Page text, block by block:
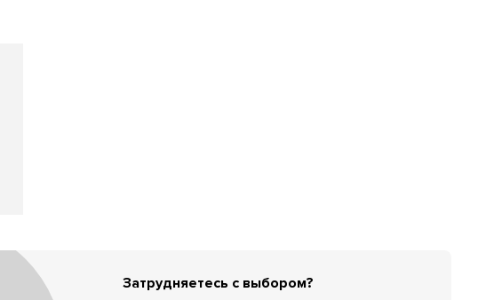
Затрудняетесь с выбором?